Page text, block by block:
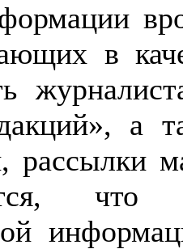
в
а
рассылки